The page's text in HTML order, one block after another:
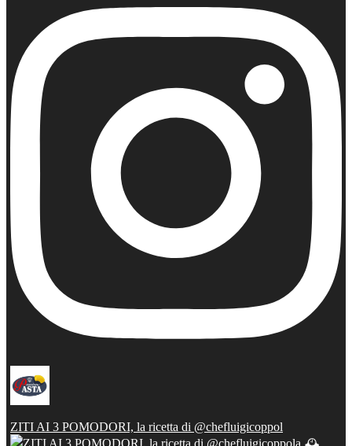
ZITI AI 3 POMODORI, la ricetta di @chefluigicoppol